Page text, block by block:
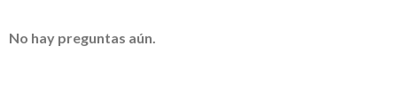
No hay preguntas aún.